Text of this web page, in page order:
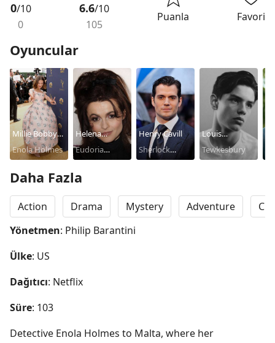
0/10
0
6.6/10
105
Puanla Favori
Oyuncular
Millie Bobby
Brown
Enola Holmes
Helena
Bonham
Eudoria
Henry Cavill
Sherlock
Louis
Partridge
Tewkesbury
Daha Fazla
Action Drama Mystery Adventure
Yönetmen: Philip Barantini
Ülke: US
Dağıtıcı: Netflix
Süre: 103
Detective Enola Holmes to Malta, where her